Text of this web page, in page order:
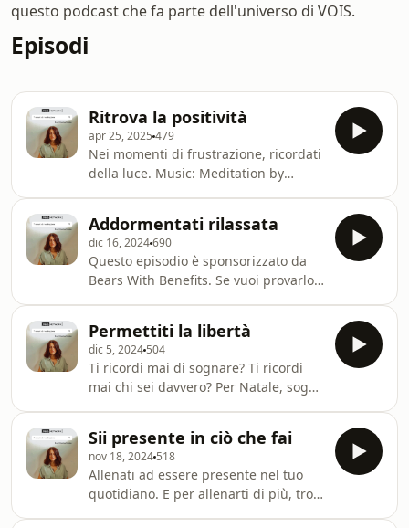
questo podcast che fa parte dell'universo di VOIS.
Episodi
Ritrova la positività
apr 25, 2025 479
Nei momenti di frustrazione, ricordati
della luce. Music: Meditation by
megaphone.fm/adchoices
Addormentati rilassata
dic 16, 2024690
Questo episodio è sponsorizzato da
Bears With Benefits. Se vuoi provarlo
https://deal.bears-with-
benefits.it/AVaQ0cVE9M Prenditi
questi minuti per prepararti ad un
sonno profondo e rigenerante. Learn
more about your ad choices. Visit
megaphone.fm/adchoices
Permettiti la libertà
dic 5, 2024 504
Ti ricordi mai di sognare? Ti ricordi
mai chi sei davvero? Per Natale, sogna
more about your ad choices. Visit
megaphone.fm/adchoices
Sii presente in ciò che fai
nov 18, 2024 518
Allenati ad essere presente nel tuo
quotidiano. E per allenarti di più, trovi